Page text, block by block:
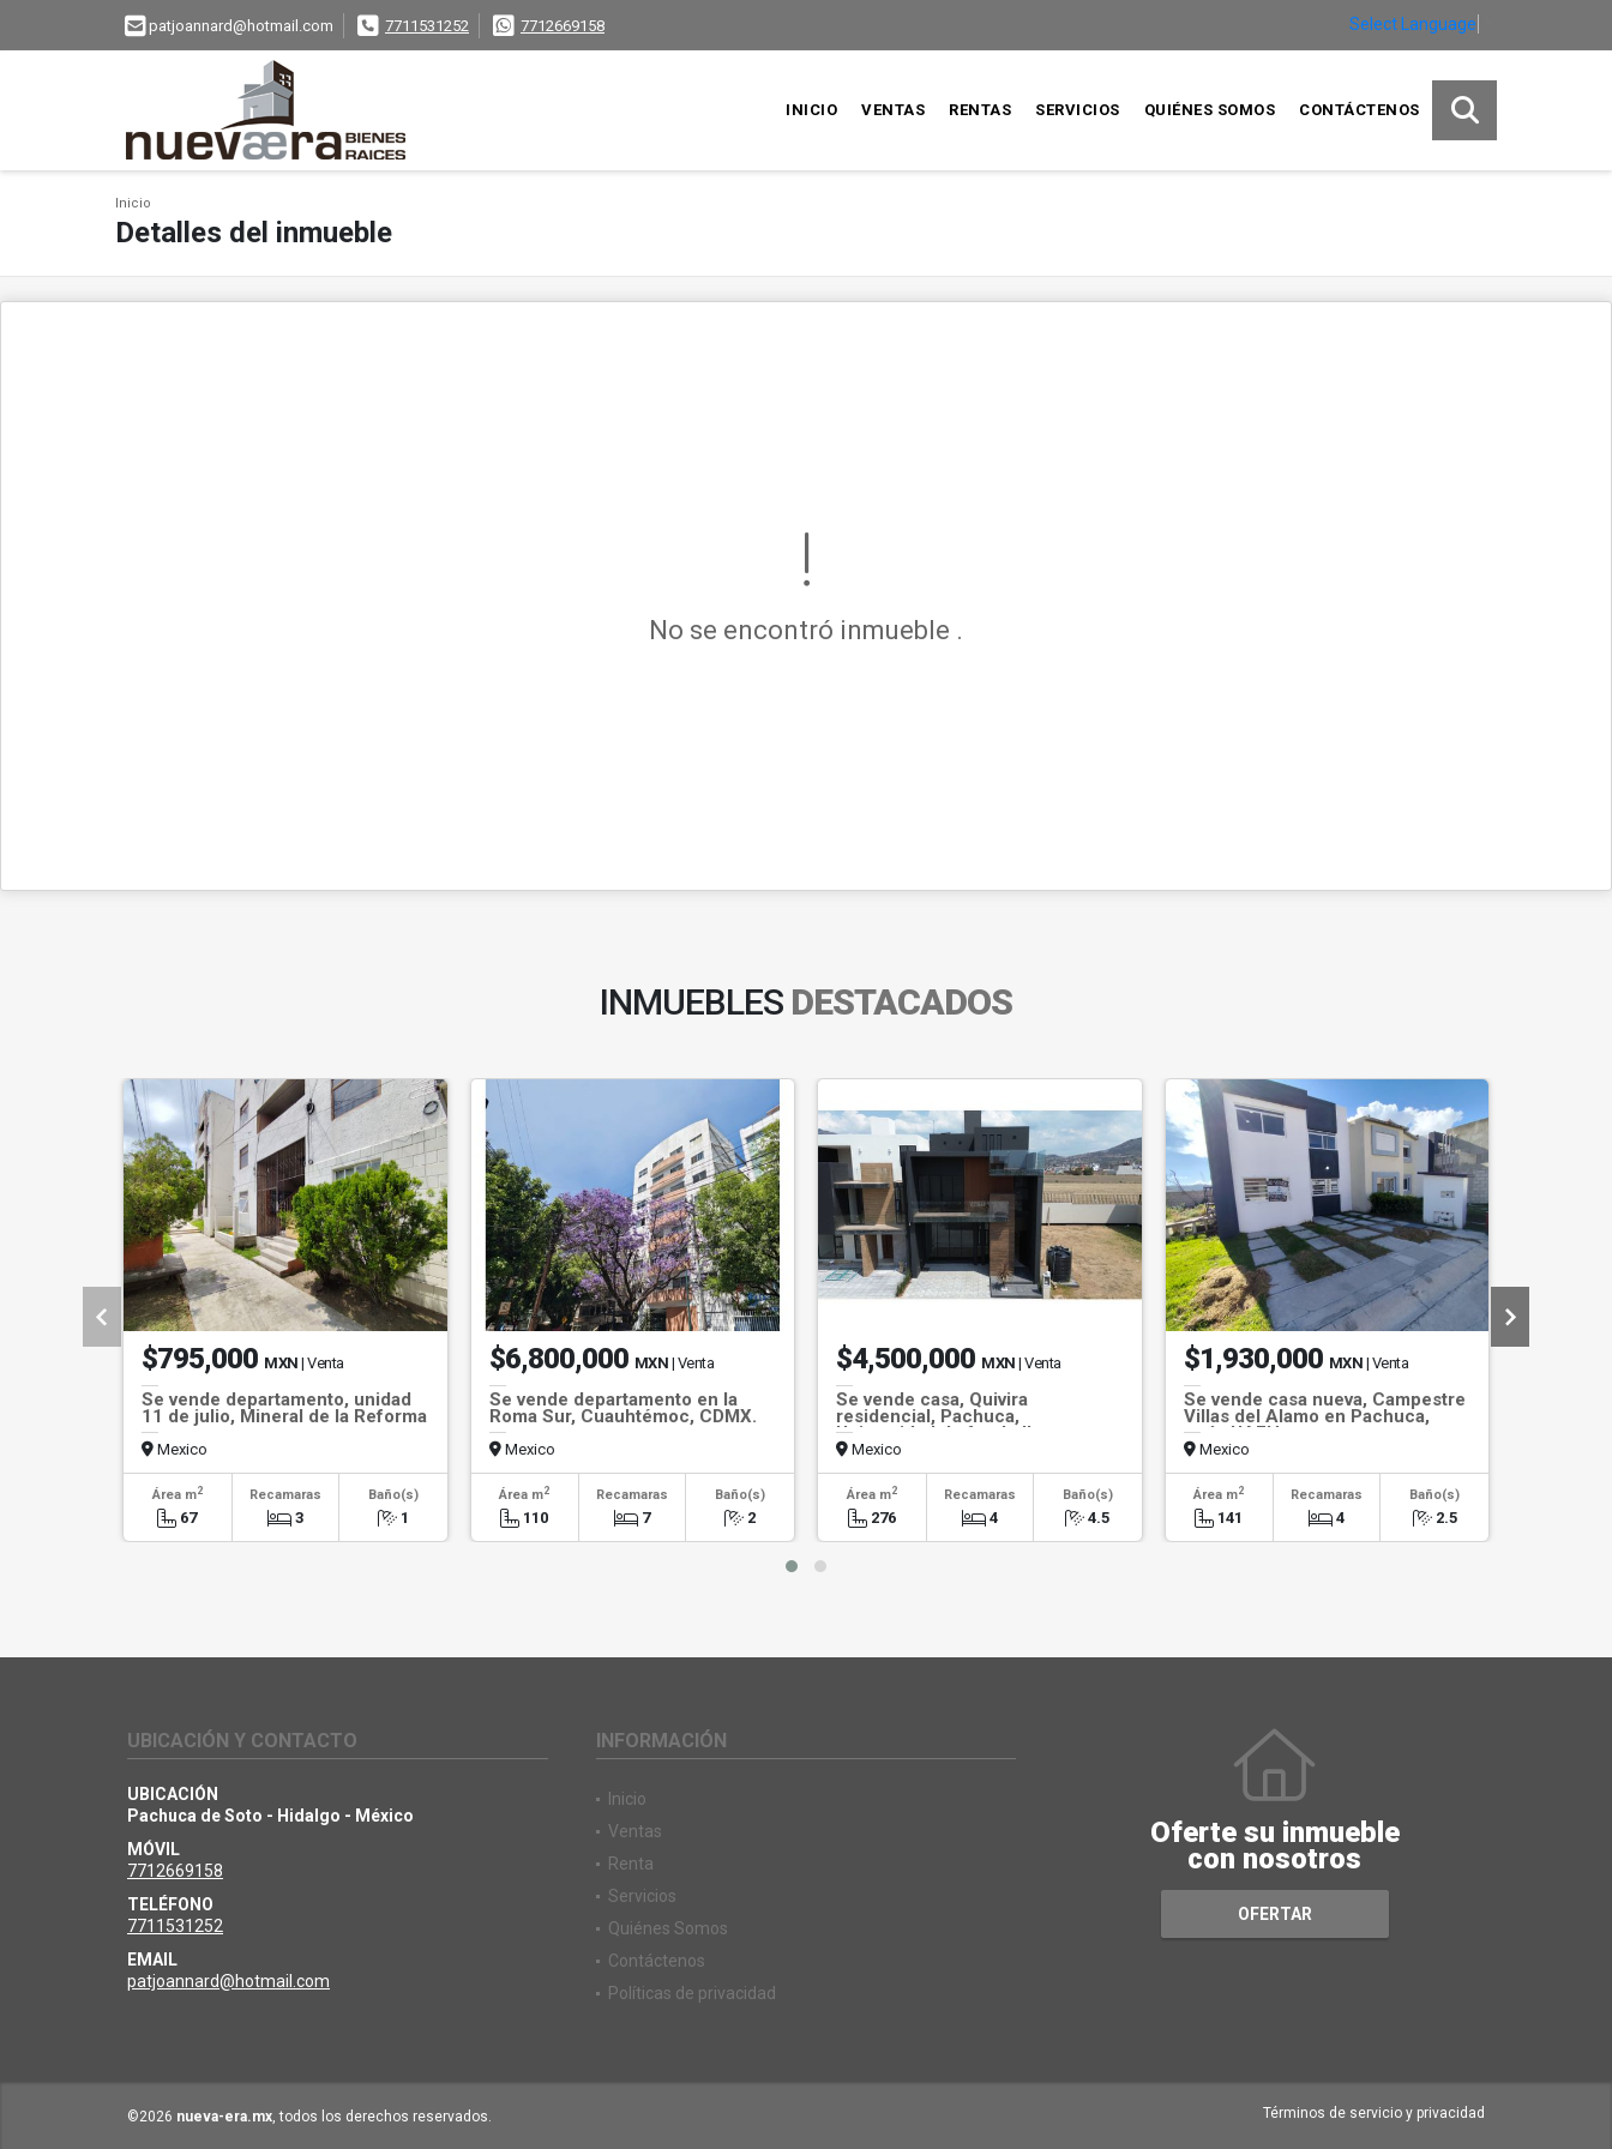
patjoannard@hotmail.com 7711531252 7712669158 Select Language
INICIO VENTAS RENTAS SERVICIOS QUIÉNES SOMOS CONTÁCTENOS
Inicio
Detalles del inmueble
No se encontró inmueble .
INMUEBLES DESTACADOS
$795,000 MXN | Venta
Se vende departamento, unidad
11 de julio, Mineral de la Reforma
Mexico
Área m2
67
Recamaras
3
Baño(s)
1
$6,800,000 MXN | Venta
Se vende departamento en la
Roma Sur, Cuauhtémoc, CDMX.
Mexico
Área m2
110
Recamaras
7
Baño(s)
2
$4,500,000 MXN | Venta
Se vende casa, Quivira
residencial, Pachuca,
Universidad de football.
Mexico
Área m2
276
Recamaras
4
Baño(s)
4.5
$1,930,000 MXN | Venta
Se vende casa nueva, Campestre
Villas del Alamo en Pachuca,
atrás UAEH
Mexico
Área m2
141
Recamaras
4
Baño(s)
2.5
UBICACIÓN Y CONTACTO
UBICACIÓN
Pachuca de Soto - Hidalgo - México
MÓVIL
7712669158
TELÉFONO
7711531252
EMAIL
patjoannard@hotmail.com
INFORMACIÓN
Inicio
Ventas
Renta
Servicios
Quiénes Somos
Contáctenos
Políticas de privacidad
Oferte su inmueble
con nosotros
OFERTAR
©2026 nueva-era.mx, todos los derechos reservados. Términos de servicio y privacidad